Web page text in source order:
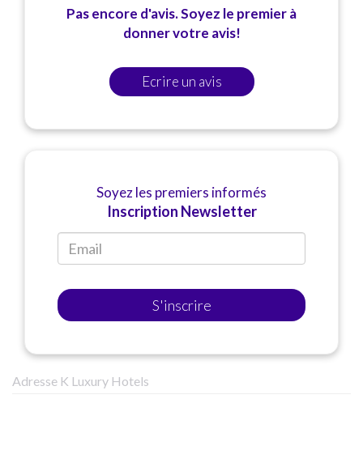
Pas encore d'avis. Soyez le premier à
donner votre avis!
Ecrire un avis
Soyez les premiers informés
Inscription Newsletter
S'inscrire
Adresse K Luxury Hotels